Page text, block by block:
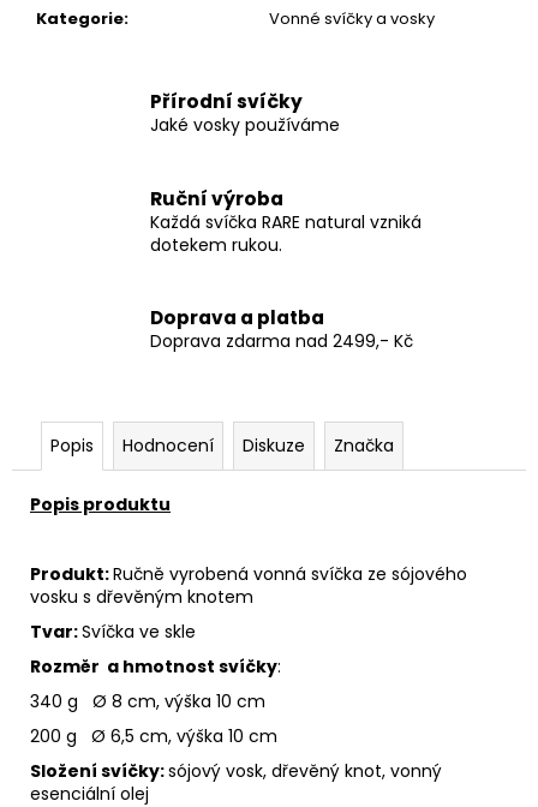
Kategorie: Vonné svíčky a vosky
Přírodní svíčky
Jaké vosky používáme
Ruční výroba
Každá svíčka RARE natural vzniká
dotekem rukou.
Doprava a platba
Doprava zdarma nad 2499,- Kč
Popis Hodnocení Diskuze Značka
Popis produktu
Produkt:Ručně vyrobená vonná svíčka ze sójového
vosku s dřevěným knotem
Tvar:Svíčka ve skle
Rozměr a hmotnost svíčky:
340 g Ø 8 cm, výška 10 cm
200 g Ø 6,5 cm, výška 10 cm
Složení svíčky:sójový vosk, dřevěný knot, vonný
esenciální olej
SVÍČKA